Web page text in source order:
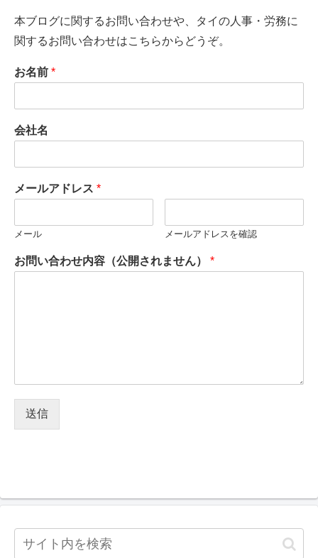
本ブログに関するお問い合わせや、タイの人事・労務に
関するお問い合わせはこちらからどうぞ。
お名前 *
会社名
メールアドレス *
メール メールアドレスを確認
お問い合わせ内容（公開されません） *
送信